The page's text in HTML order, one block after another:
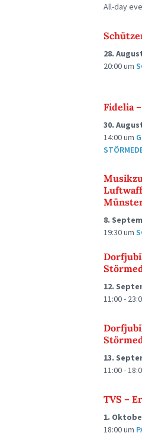
All-day
28.
20:00um
Fidelia
30.
14:00um
8.
19:30um
12.
11:00 -
13.
11:00 -
TVS –
1.
18:00um